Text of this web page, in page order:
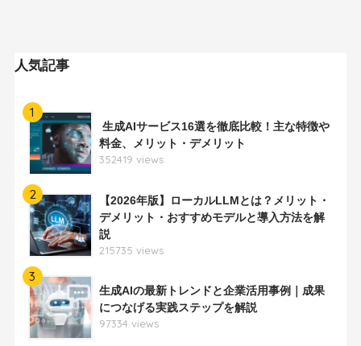
人気記事
1
生成AIサービス16選を徹底比較！主な特徴や
料金、メリット・デメリット
352419 views
2
【2026年版】ローカルLLMとは？メリット・
デメリット・おすすめモデルと導入方法を解
説
215735 views
3
生成AIの最新トレンドと企業活用事例｜成果
につなげる実践ステップを解説
97334 views